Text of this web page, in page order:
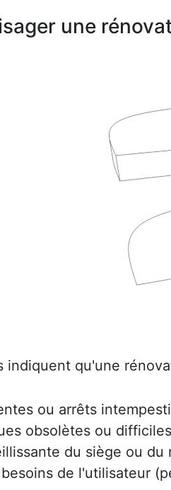
une
indiquent qu'une
ou arrêts
obsolètes ou
du siège ou du
de l'utilisateur